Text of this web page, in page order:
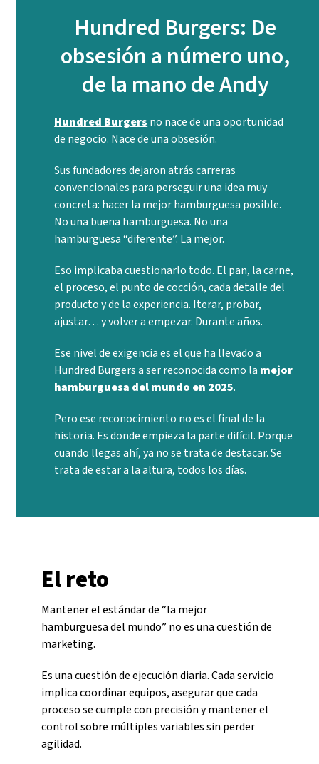
Hundred Burgers: De
obsesión a número uno,
de la mano de Andy
Hundred Burgers no nace de una oportunidad
de negocio. Nace de una obsesión.
Sus fundadores dejaron atrás carreras
convencionales para perseguir una idea muy
concreta: hacer la mejor hamburguesa posible.
No una buena hamburguesa. No una
hamburguesa “diferente”. La mejor.
Eso implicaba cuestionarlo todo. El pan, la carne,
el proceso, el punto de cocción, cada detalle del
producto y de la experiencia. Iterar, probar,
ajustar… y volver a empezar. Durante años.
Ese nivel de exigencia es el que ha llevado a
Hundred Burgers a ser reconocida como la mejor
hamburguesa del mundo en 2025.
Pero ese reconocimiento no es el final de la
historia. Es donde empieza la parte difícil. Porque
cuando llegas ahí, ya no se trata de destacar.Se
trata de estar a la altura, todos los días.
El reto
Mantener el estándar de “la mejor
hamburguesa del mundo” no es una cuestión de
marketing.
Es una cuestión de ejecución diaria.Cada servicio
implica coordinar equipos, asegurar que cada
proceso se cumple con precisión y mantener el
control sobre múltiples variables sin perder
agilidad.